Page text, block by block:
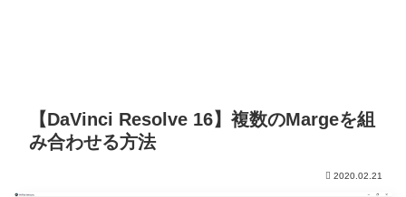
【DaVinci Resolve 16】複数のMargeを組
み合わせる方法
2020.02.21